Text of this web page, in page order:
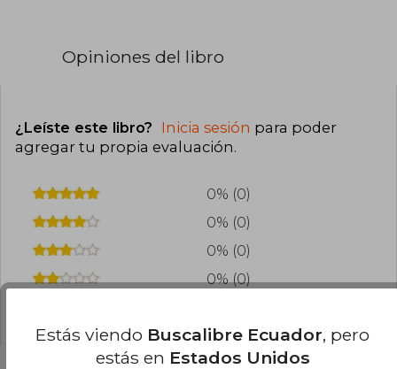
Opiniones del libro
¿Leíste este libro? Inicia sesión para poder
agregar tu propia evaluación.
0% (0)
0% (0)
0% (0)
0% (0)
Estás viendo Buscalibre Ecuador, pero
estás en Estados Unidos